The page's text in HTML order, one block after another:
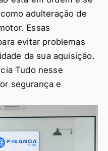
adulteração de
Essas
evitar problemas
da sua aquisição.
Tudo nesse
segurança e